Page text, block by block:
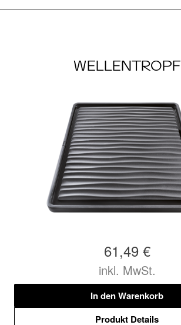
WELLENTROPF
61,49 €
inkl. MwSt.
In den Warenkorb
Produkt Details